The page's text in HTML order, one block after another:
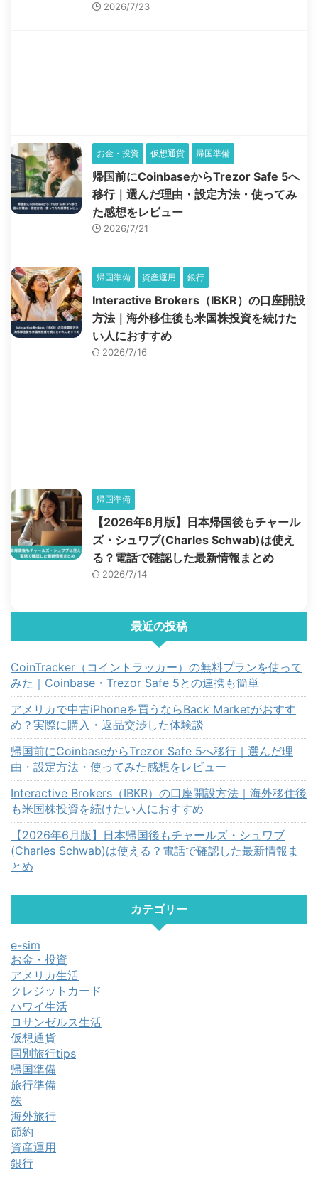
2026/7/23
お金・投資 仮想通貨 帰国準備
帰国前にCoinbaseからTrezor Safe 5へ
移行｜選んだ理由・設定方法・使ってみ
た感想をレビュー
2026/7/21
帰国準備 資産運用 銀行
Interactive Brokers（IBKR）の口座開設
方法｜海外移住後も米国株投資を続けた
い人におすすめ
2026/7/16
帰国準備
【2026年6月版】日本帰国後もチャール
ズ・シュワブ(Charles Schwab)は使え
る？電話で確認した最新情報まとめ
2026/7/14
最近の投稿
CoinTracker（コイントラッカー）の無料プランを使って
みた｜Coinbase・Trezor Safe 5との連携も簡単
アメリカで中古iPhoneを買うならBack Marketがおすす
め？実際に購入・返品交渉した体験談
帰国前にCoinbaseからTrezor Safe 5へ移行｜選んだ理
由・設定方法・使ってみた感想をレビュー
Interactive Brokers（IBKR）の口座開設方法｜海外移住後
も米国株投資を続けたい人におすすめ
【2026年6月版】日本帰国後もチャールズ・シュワブ
(Charles Schwab)は使える？電話で確認した最新情報ま
とめ
カテゴリー
e-sim
お金・投資
アメリカ生活
クレジットカード
ハワイ生活
ロサンゼルス生活
仮想通貨
国別旅行tips
帰国準備
旅行準備
株
海外旅行
節約
資産運用
銀行